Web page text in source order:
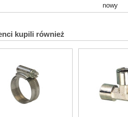
nowy
kupili również